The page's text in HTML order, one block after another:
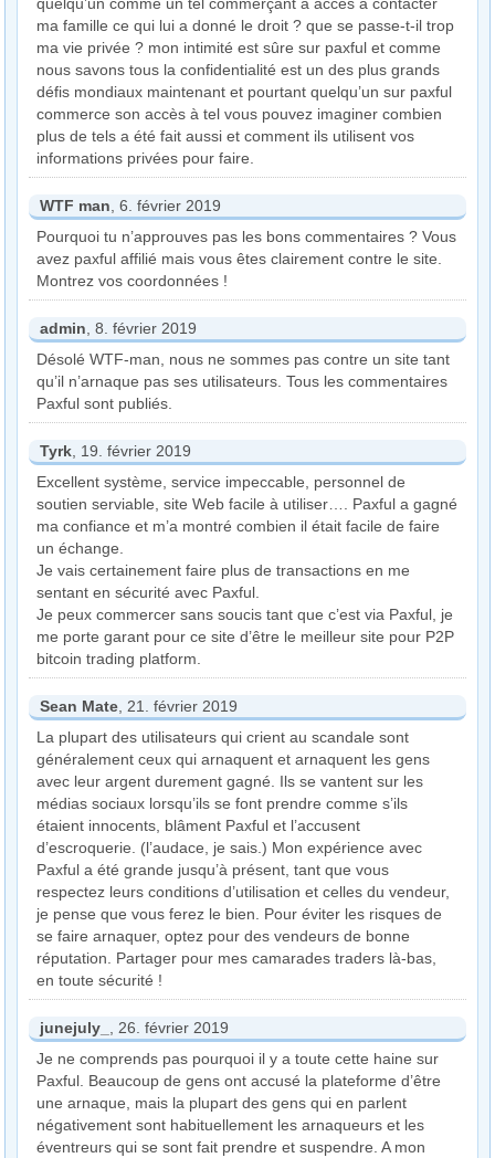
ma famille ce qui lui a donné le droit ? que se passe-t-il trop
ma vie privée ? mon intimité est sûre sur paxful et comme
nous savons tous la confidentialité est un des plus grands
défis mondiaux maintenant et pourtant quelqu’un sur paxful
commerce son accès à tel vous pouvez imaginer combien
plus de tels a été fait aussi et comment ils utilisent vos
informations privées pour faire.
WTF man , 6. février 2019
Pourquoi tu n’approuves pas les bons commentaires ? Vous
avez paxful affilié mais vous êtes clairement contre le site.
Montrez vos coordonnées !
admin , 8. février 2019
Désolé WTF-man, nous ne sommes pas contre un site tant
qu’il n’arnaque pas ses utilisateurs. Tous les commentaires
Paxful sont publiés.
Tyrk , 19. février 2019
Excellent système, service impeccable, personnel de
soutien serviable, site Web facile à utiliser…. Paxful a gagné
ma confiance et m’a montré combien il était facile de faire
un échange.
Je vais certainement faire plus de transactions en me
sentant en sécurité avec Paxful.
Je peux commercer sans soucis tant que c’est via Paxful, je
me porte garant pour ce site d’être le meilleur site pour P2P
bitcoin trading platform.
Sean Mate , 21. février 2019
La plupart des utilisateurs qui crient au scandale sont
généralement ceux qui arnaquent et arnaquent les gens
avec leur argent durement gagné. Ils se vantent sur les
médias sociaux lorsqu’ils se font prendre comme s’ils
étaient innocents, blâment Paxful et l’accusent
d’escroquerie. (l’audace, je sais.) Mon expérience avec
Paxful a été grande jusqu’à présent, tant que vous
respectez leurs conditions d’utilisation et celles du vendeur,
je pense que vous ferez le bien. Pour éviter les risques de
se faire arnaquer, optez pour des vendeurs de bonne
réputation. Partager pour mes camarades traders là-bas,
en toute sécurité !
junejuly_
, 26. février 2019
Je ne comprends pas pourquoi il y a toute cette haine sur
Paxful. Beaucoup de gens ont accusé la plateforme d’être
une arnaque, mais la plupart des gens qui en parlent
négativement sont habituellement les arnaqueurs et les
éventreurs qui se sont fait prendre et suspendre. A mon